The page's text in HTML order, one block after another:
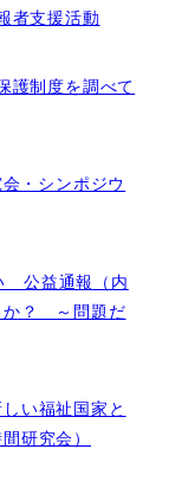
者支援活動
護制度を調べて
・シンポジウ
公益通報（内
か？ ～問題だ
い福祉国家と
研究会）